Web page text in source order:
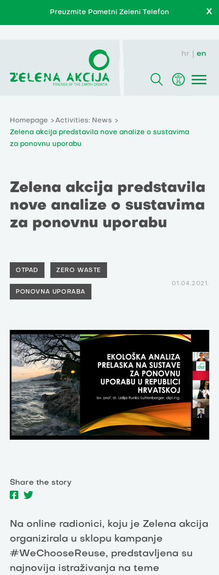
Preuzmite Pametni Zeleni Telefon X
hr en
Homepage
Activities: News
Zelena akcija predstavila nove analize o sustavima
za ponovnu uporabu
Zelena akcija predstavila
nove analize o sustavima
za ponovnu uporabu
OTPAD ZERO WASTE
PONOVNA UPORABA
01.04.2021.
Share the story
Na online radionici, koju je Zelena akcija
organizirala u sklopu kampanje
#WeChooseReuse, predstavljena su
najnovija istraživanja na teme